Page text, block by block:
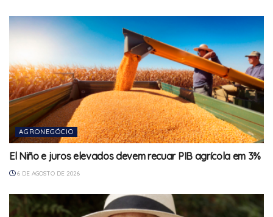
AGRONEGÓCIO
El Niño e juros elevados devem recuar PIB agrícola em 3%
6 DE AGOSTO DE 2026